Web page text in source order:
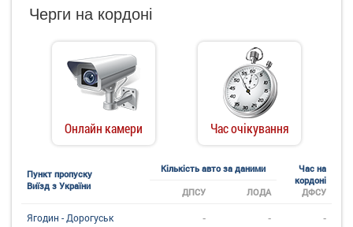
Черги на кордоні
Онлайн камери Час очікування
Пункт пропуску
Виїзд з України
Кількість авто за даними
Час на
кордоні
ДФСУ
ДПСУ ЛОДА
Ягодин - Дорогуськ - - -